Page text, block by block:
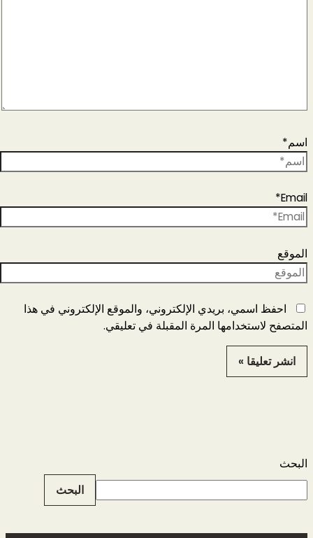
البحث
البحث
اسم*
Email*
الموقع
احفظ اسمي، بريدي الإلكتروني، والموقع الإلكتروني في هذا
المتصفح لاستخدامها المرة المقبلة في تعليقي.